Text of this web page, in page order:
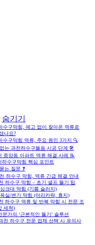
숨기기
수구막힘, 예고 없이 찾아온 역류로
나요?
수구막힘 역류, 주요 원인 3가지 🔍
는 과천하수구뚫음 시공 단계 🛠️
중앙동 아파트 역류 해결 사례 📝
하수구막힘 핵심 포인트
는 질문 ❓
하수구 막힘, 역류 긴급 해결 안내
하수구 막힘 – 초기 셀프 뚫기 팁
크대 막힘 (기름 슬러지)
실/변기 막힘 (머리카락, 휴지)
하수구 역류 및 반복 막힘 시 전문 조
세척)
문가의 ‘근본적인 뚫기’ 솔루션
천 하수구 전문 업체 선택 시 유의사